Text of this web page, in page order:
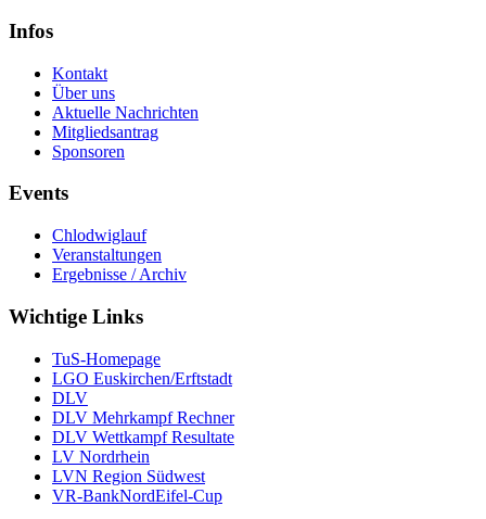
Infos
Kontakt
Über uns
Aktuelle Nachrichten
Mitgliedsantrag
Sponsoren
Events
Chlodwiglauf
Veranstaltungen
Ergebnisse / Archiv
Wichtige Links
TuS-Homepage
LGO Euskirchen/Erftstadt
DLV
DLV Mehrkampf Rechner
DLV Wettkampf Resultate
LV Nordrhein
LVN Region Südwest
VR-BankNordEifel-Cup